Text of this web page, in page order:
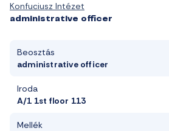
Konfuciusz Intézet
administrative officer
Beosztás
administrative officer
Iroda
A/1 1st floor 113
Mellék